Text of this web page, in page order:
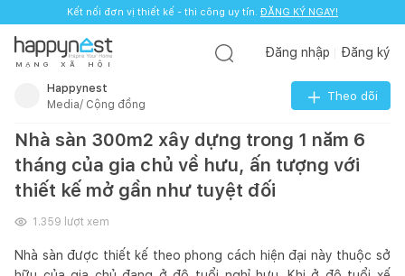
Kết nối đơn vị thiết kế - thi công uy tín. ĐĂNG KÝ NGAY!
M Ạ N G X Ã H Ộ I
Đăng nhập Đăng ký
Happynest
Media/ Cộng đồng
Theo dõi
Nhà sàn 300m2 xây dựng trong 1 năm 6
tháng của gia chủ về hưu, ấn tượng với
thiết kế mở gần như tuyệt đối
1.359 lượt xem
Nhà sàn được thiết kế theo phong cách hiện đại này thuộc sở